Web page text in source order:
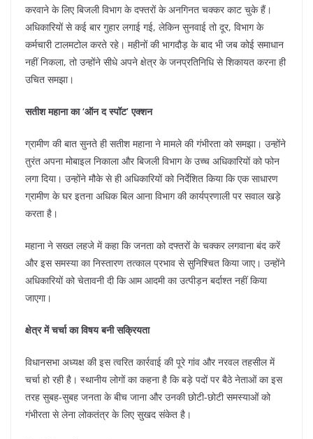
करवाने के लिए बिजली विभाग के दफ्तरों के अनगिनत चक्कर काट चुके हैं।
अधिकारियों से कई बार गुहार लगाई गई, लेकिन सुनवाई तो दूर, विभाग के
कर्मचारी टालमटोल करते रहे। महीनों की भागदौड़ के बाद भी जब कोई समाधान
नहीं निकला, तो उन्होंने सीधे अपने क्षेत्र के जनप्रतिनिधि से शिकायत करना ही
उचित समझा।
सतीश महाना का ‘ऑन द स्पॉट’ एक्शन
​ग्रामीण की बात सुनते ही सतीश महाना ने मामले की गंभीरता को समझा। उन्होंने
तुरंत अपना मोबाइल निकाला और बिजली विभाग के उच्च अधिकारियों को फोन
लगा दिया। उन्होंने मौके से ही अधिकारियों को निर्देशित किया कि एक साधारण
ग्रामीण के घर इतना अधिक बिल आना विभाग की कार्यप्रणाली पर सवाल खड़े
करता है।
​महाना ने सख्त लहजे में कहा कि जनता को दफ्तरों के चक्कर लगवाना बंद करें
और इस समस्या का निस्तारण तत्काल प्रभाव से सुनिश्चित किया जाए। उन्होंने
अधिकारियों को चेतावनी दी कि आम आदमी का उत्पीड़न बर्दाश्त नहीं किया
जाएगा।
क्षेत्र में चर्चा का विषय बनी सक्रियता
​विधानसभा अध्यक्ष की इस त्वरित कार्रवाई की पूरे गांव और नरवल तहसील में
चर्चा हो रही है। स्थानीय लोगों का कहना है कि बड़े पदों पर बैठे नेताओं का इस
तरह सुबह-सुबह जनता के बीच जाना और उनकी छोटी-छोटी समस्याओं को
गंभीरता से लेना लोकतंत्र के लिए सुखद संकेत है।